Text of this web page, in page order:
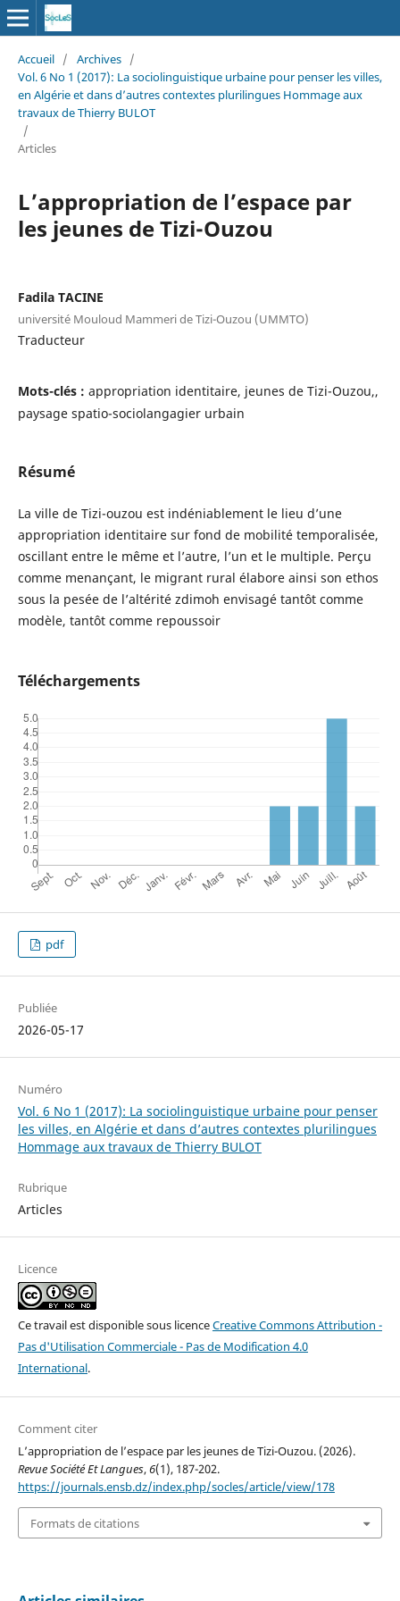
Accueil / Archives /
Vol. 6 No 1 (2017): La sociolinguistique urbaine pour penser les villes,
en Algérie et dans d’autres contextes plurilingues Hommage aux
travaux de Thierry BULOT
/
Articles
L’appropriation de l’espace par
les jeunes de Tizi-Ouzou
Fadila TACINE
université Mouloud Mammeri de Tizi-Ouzou (UMMTO)
Traducteur
Mots-clés : appropriation identitaire, jeunes de Tizi-Ouzou,,
paysage spatio-sociolangagier urbain
Résumé
La ville de Tizi-ouzou est indéniablement le lieu d’une
appropriation identitaire sur fond de mobilité temporalisée,
oscillant entre le même et l’autre, l’un et le multiple. Perçu
comme menançant, le migrant rural élabore ainsi son ethos
sous la pesée de l’altérité zdimoh envisagé tantôt comme
modèle, tantôt comme repoussoir
Téléchargements
pdf
Publiée
2026-05-17
Numéro
Vol. 6 No 1 (2017): La sociolinguistique urbaine pour penser
les villes, en Algérie et dans d’autres contextes plurilingues
Hommage aux travaux de Thierry BULOT
Rubrique
Articles
Licence
Ce travail est disponible sous licenceCreative Commons Attribution -
Pas d'Utilisation Commerciale - Pas de Modification 4.0
International.
Comment citer
L’appropriation de l’espace par les jeunes de Tizi-Ouzou. (2026).
Revue Société Et Langues,6(1), 187-202.
https://journals.ensb.dz/index.php/socles/article/view/178
Formats de citations